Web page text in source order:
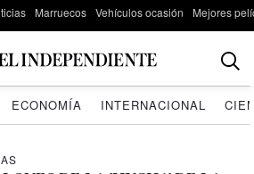
Marruecos Vehículos ocasión Mejores
ECONOMÍA INTERNACIONAL